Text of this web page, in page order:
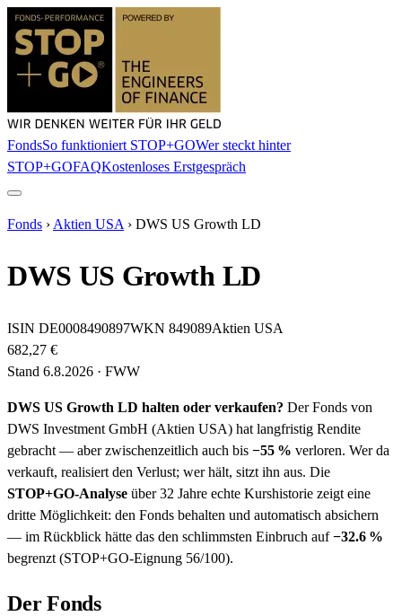
FondsSo funktioniert STOP+GOWer steckt hinter
STOP+GOFAQKostenloses Erstgespräch
Fonds › Aktien USA › DWS US Growth LD
DWS US Growth LD
ISIN DE0008490897WKN 849089Aktien USA
682,27 €
Stand 6.8.2026 · FWW
DWS US Growth LD halten oder verkaufen? Der Fonds von
DWS Investment GmbH (Aktien USA) hat langfristig Rendite
gebracht — aber zwischenzeitlich auch bis −55 % verloren. Wer da
verkauft, realisiert den Verlust; wer hält, sitzt ihn aus. Die
STOP+GO-Analyse über 32 Jahre echte Kurshistorie zeigt eine
dritte Möglichkeit: den Fonds behalten und automatisch absichern
— im Rückblick hätte das den schlimmsten Einbruch auf−32.6 %
begrenzt (STOP+GO-Eignung 56/100).
Der Fonds